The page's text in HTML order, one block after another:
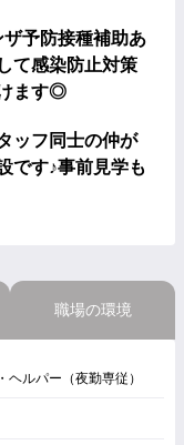
予防接種補助あ
て感染防止対策
ます◎
ッフ同士の仲が
です♪事前見学も
職場の環境
ルパー（夜勤専従）